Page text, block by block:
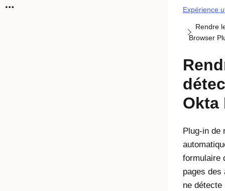
Expérience
Rendre
Browser
Okta
Plug-in de
formulaire
pages des
ne